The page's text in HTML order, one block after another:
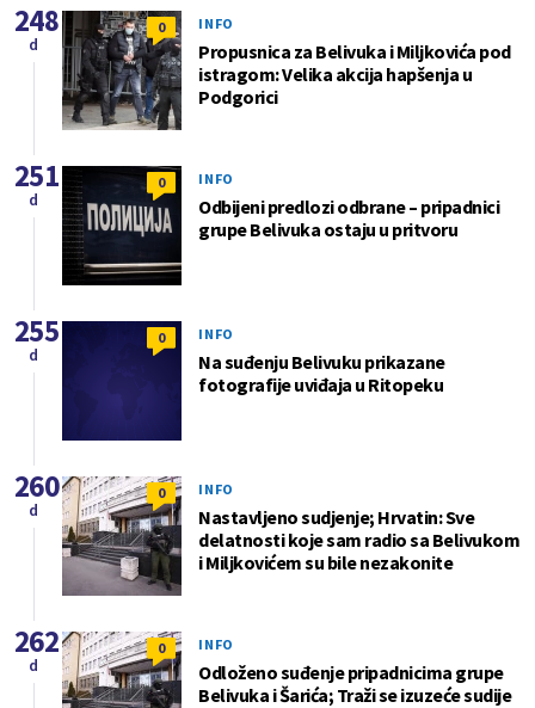
0 INFO
Propusnica za Belivuka i Miljkovića pod
istragom: Velika akcija hapšenja u
Podgorici
248
d
0 INFO
Odbijeni predlozi odbrane – pripadnici
grupe Belivuka ostaju u pritvoru
251
d
0 INFO
Na suđenju Belivuku prikazane
fotografije uviđaja u Ritopeku
255
d
0 INFO
Nastavljeno sudjenje; Hrvatin: Sve
delatnosti koje sam radio sa Belivukom
i Miljkovićem su bile nezakonite
260
d
0 INFO
Odloženo suđenje pripadnicima grupe
Belivuka i Šarića; Traži se izuzeće sudije
262
d